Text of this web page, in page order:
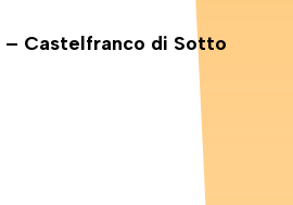
– Castelfranco di Sotto